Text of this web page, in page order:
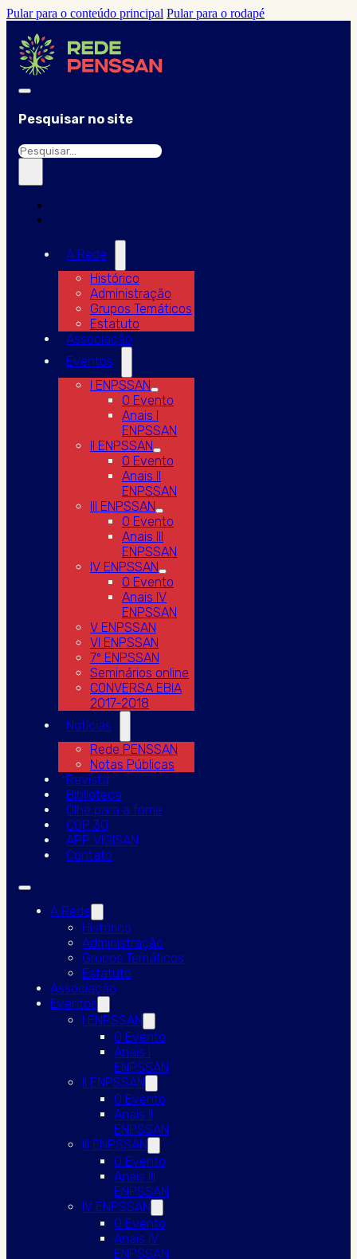
Pular para o conteúdo principal Pular para o rodapé
Pesquisar no site
Pesquisar
A Rede
Histórico
Administração
Grupos Temáticos
Estatuto
Associação
Eventos
I ENPSSAN
O Evento
Anais I
ENPSSAN
II ENPSSAN
O Evento
Anais II
ENPSSAN
III ENPSSAN
O Evento
Anais III
ENPSSAN
IV ENPSSAN
O Evento
Anais IV
ENPSSAN
V ENPSSAN
VI ENPSSAN
7º ENPSSAN
Seminários online
CONVERSA EBIA
2017-2018
Notícias
Rede PENSSAN
Notas Públicas
Revista
Biblioteca
Olhe para a fome
COP 30
APP VIGISAN
Contato
A Rede
Histórico
Administração
Grupos Temáticos
Estatuto
Associação
Eventos
I ENPSSAN
O Evento
Anais I
ENPSSAN
II ENPSSAN
O Evento
Anais II
ENPSSAN
III ENPSSAN
O Evento
Anais III
ENPSSAN
IV ENPSSAN
O Evento
Anais IV
ENPSSAN